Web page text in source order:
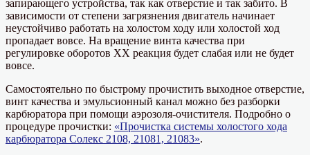
запирающего устройства, так как отверстие и так забито. В
зависимости от степени загрязнения двигатель начинает
неустойчиво работать на холостом ходу или холостой ход
пропадает вовсе. На вращение винта качества при
регулировке оборотов ХХ реакция будет слабая или не будет
вовсе.
Самостоятельно по быстрому прочистить выходное отверстие,
винт качества и эмульсионный канал можно без разборки
карбюратора при помощи аэрозоля-очистителя. Подробно о
процедуре прочистки: «Прочистка системы холостого хода
карбюратора Солекс 2108, 21081, 21083».